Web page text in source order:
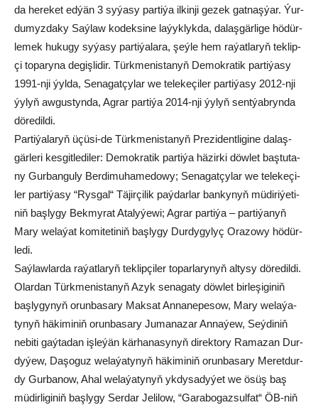
da he­re­ket ed­ýän 3 sy­ýa­sy par­ti­ýa ilkinji gezek gat­naş­ýar. Ýur­
du­myz­da­ky Saý­law ko­dek­si­ne la­ýyk­lyk­da, da­laş­gär­li­ge hö­dür­
le­mek hu­ku­gy sy­ýa­sy par­ti­ýa­la­ra, şeý­le hem ra­ýat­la­ryň tek­lip­
çi to­pa­ry­na de­giş­li­dir. Türk­me­nis­ta­nyň De­mok­ra­tik par­ti­ýa­sy
1991-nji ýyl­da, Se­na­gat­çy­lar we te­le­ke­çi­ler par­ti­ýa­sy 2012-nji
ýy­lyň aw­gus­tyn­da, Ag­rar par­ti­ýa 2014-nji ýy­lyň sent­ýab­ryn­da
dö­re­dil­di.
Par­ti­ýa­la­ryň üçü­si-de Türk­me­nis­ta­nyň Pre­zi­dent­li­gi­ne da­laş­
gär­le­ri kes­git­le­di­ler: De­mok­ra­tik par­ti­ýa hä­zir­ki döw­let baş­tu­ta­
ny Gurbanguly Berdimuhamedowy; Se­na­gat­çy­lar we te­le­ke­çi­
ler par­ti­ýa­sy “Rys­gal“ Tä­jir­çi­lik paý­dar­lar ban­ky­nyň mü­diri­ýe­ti­
niň baş­ly­gy Bek­my­rat Ata­ly­ýe­wi; Ag­rar par­ti­ýa – par­ti­ýa­nyň
Ma­ry we­la­ýat ko­mi­te­ti­niň baş­ly­gy Dur­dy­gy­lyç Ora­zo­wy hö­dür­
le­di.
Saý­law­lar­da ra­ýat­la­ryň tek­lip­çi­ler to­par­la­ry­nyň al­ty­sy dö­re­dil­di.
Olar­dan Türk­me­nis­ta­nyň Azyk se­na­ga­ty döw­let bir­le­şi­gi­niň
baş­ly­gy­nyň orun­ba­sa­ry Mak­sat An­na­ne­pe­sow, Ma­ry we­la­ýa­
ty­nyň hä­ki­mi­niň orun­ba­sa­ry Ju­ma­na­zar An­na­ýew, Seý­di­niň
ne­bi­ti gaý­ta­dan iş­le­ýän kär­ha­na­sy­nyň di­rek­to­ry Ra­ma­zan Dur­
dy­ýew, Da­şo­guz we­la­ýa­ty­nyň hä­ki­mi­niň orun­ba­sa­ry Me­ret­dur­
dy Gur­ba­now, Ahal we­la­ýa­ty­nyň yk­dy­sa­dy­ýet we ösüş baş
mü­dir­li­gi­niň baş­ly­gy Ser­dar Je­li­low, “Ga­ra­bo­gaz­sul­fat“ ÖB-niň